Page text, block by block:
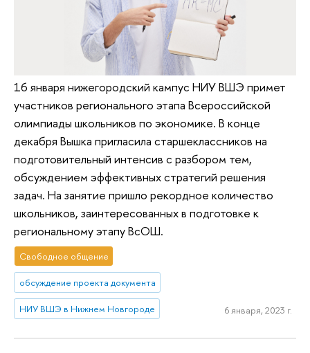
16 января нижегородский кампус НИУ ВШЭ примет
участников регионального этапа Всероссийской
олимпиады школьников по экономике. В конце
декабря Вышка пригласила старшеклассников на
подготовительный интенсив с разбором тем,
обсуждением эффективных стратегий решения
задач. На занятие пришло рекордное количество
школьников, заинтересованных в подготовке к
региональному этапу ВсОШ.
Свободное общение
обсуждение проекта документа
НИУ ВШЭ в Нижнем Новгороде 6 января, 2023 г.